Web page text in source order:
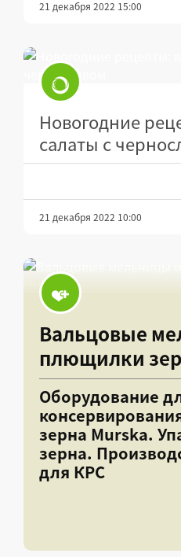
21 декабря 2022 15:00
Новогодние
салаты с
21 декабря 2022 10:00
Вальцовые
плющилки
Оборудование
зерна Murska.
зерна.
для КРС